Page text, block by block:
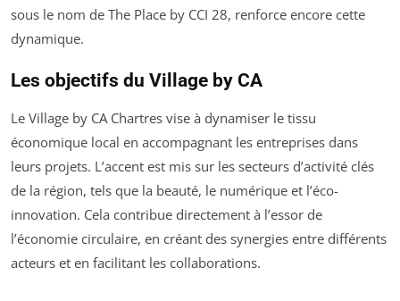
sous le nom de The Place by CCI 28, renforce encore cette
dynamique.
Les objectifs du Village by CA
Le Village by CA Chartres vise à dynamiser le tissu
économique local en accompagnant les entreprises dans
leurs projets. L’accent est mis sur les secteurs d’activité clés
de la région, tels que la beauté, le numérique et l’éco-
innovation. Cela contribue directement à l’essor de
l’économie circulaire, en créant des synergies entre différents
acteurs et en facilitant les collaborations.